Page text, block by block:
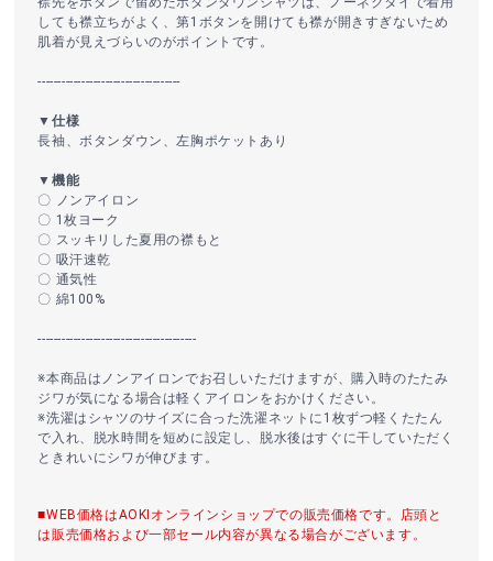
しても襟立ちがよく、第1ボタンを開けても襟が開きすぎないため
肌着が見えづらいのがポイントです。
------------------------------------
▼仕様
長袖、ボタンダウン、左胸ポケットあり
▼機能
〇 ノンアイロン
〇 1枚ヨーク
〇 スッキリした夏用の襟もと
〇 吸汗速乾
〇 通気性
〇 綿100%
----------------------------------------
※本商品はノンアイロンでお召しいただけますが、購入時のたたみ
ジワが気になる場合は軽くアイロンをおかけください。
※洗濯はシャツのサイズに合った洗濯ネットに1枚ずつ軽くたたん
で入れ、脱水時間を短めに設定し、脱水後はすぐに干していただく
ときれいにシワが伸びます。
■WEB価格はAOKIオンラインショップでの販売価格です。店頭と
は販売価格および一部セール内容が異なる場合がございます。